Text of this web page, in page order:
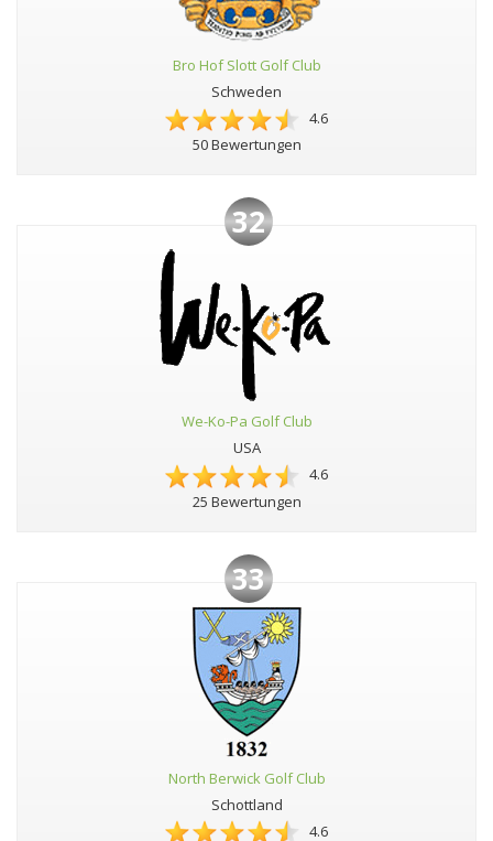
Bro Hof Slott Golf Club
Schweden
4.6
50 Bewertungen
32
We-Ko-Pa Golf Club
USA
4.6
25 Bewertungen
33
North Berwick Golf Club
Schottland
4.6